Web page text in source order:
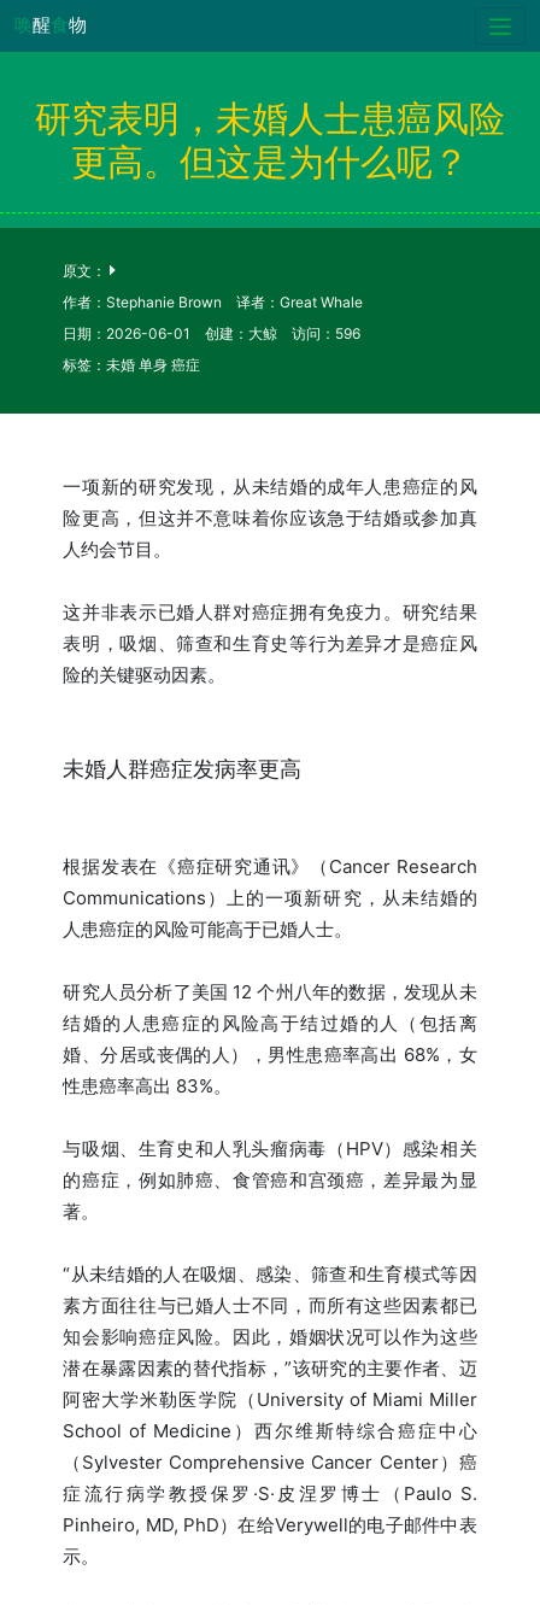
唤醒食物
研究表明，未婚人士患癌风险
更高。但这是为什么呢？
原文：
作者：Stephanie Brown 译者：Great Whale
日期：2026-06-01 创建：大鲸 访问：596
标签：未婚 单身 癌症
一项新的研究发现，从未结婚的成年人患癌症的风
险更高，但这并不意味着你应该急于结婚或参加真
人约会节目。
这并非表示已婚人群对癌症拥有免疫力。研究结果
表明，吸烟、筛查和生育史等行为差异才是癌症风
险的关键驱动因素。
未婚人群癌症发病率更高
根据发表在《癌症研究通讯》（Cancer Research
Communications）上的一项新研究，从未结婚的
人患癌症的风险可能高于已婚人士。
研究人员分析了美国 12 个州八年的数据，发现从未
结婚的人患癌症的风险高于结过婚的人（包括离
婚、分居或丧偶的人），男性患癌率高出 68%，女
性患癌率高出 83%。
与吸烟、生育史和人乳头瘤病毒（HPV）感染相关
的癌症，例如肺癌、食管癌和宫颈癌，差异最为显
著。
“从未结婚的人在吸烟、感染、筛查和生育模式等因
素方面往往与已婚人士不同，而所有这些因素都已
知会影响癌症风险。因此，婚姻状况可以作为这些
潜在暴露因素的替代指标，”该研究的主要作者、迈
阿密大学米勒医学院（University of Miami Miller
School of Medicine）西尔维斯特综合癌症中心
（Sylvester Comprehensive Cancer Center）癌
症流行病学教授保罗·S·皮涅罗博士（Paulo S.
Pinheiro, MD, PhD）在给Verywell的电子邮件中表
示。